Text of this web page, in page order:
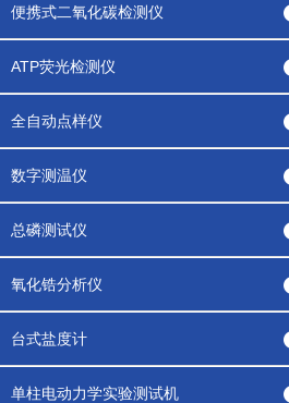
便携式二氧化碳检测仪
ATP荧光检测仪
全自动点样仪
数字测温仪
总磷测试仪
氧化锆分析仪
台式盐度计
单柱电动力学实验测试机